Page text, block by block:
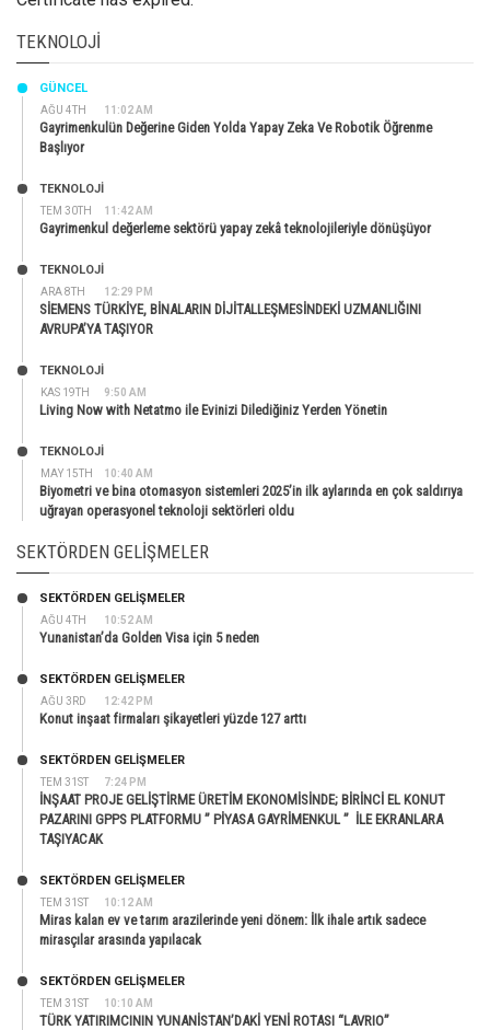
TEKNOLOJI
AĞU 4TH 11:02 AM
GÜNCEL
Gayrimenkulün Değerine Giden Yolda Yapay Zeka Ve Robotik Öğrenme
Başlıyor
TEM 30TH 11:42 AM
TEKNOLOJİ
Gayrimenkul değerleme sektörü yapay zekâ teknolojileriyle dönüşüyor
ARA 8TH 12:29 PM
TEKNOLOJİ
SİEMENS TÜRKİYE, BİNALARIN DİJİTALLEŞMESİNDEKİ UZMANLIĞINI
AVRUPA’YA TAŞIYOR
KAS 19TH 9:50 AM
TEKNOLOJİ
Living Now with Netatmo ile Evinizi Dilediğiniz Yerden Yönetin
MAY 15TH 10:40 AM
TEKNOLOJİ
Biyometri ve bina otomasyon sistemleri 2025’in ilk aylarında en çok saldırıya
uğrayan operasyonel teknoloji sektörleri oldu
SEKTÖRDEN GELIŞMELER
AĞU 4TH 10:52 AM
SEKTÖRDEN GELIŞMELER
Yunanistan’da Golden Visa için 5 neden
AĞU 3RD 12:42 PM
SEKTÖRDEN GELIŞMELER
Konut inşaat firmaları şikayetleri yüzde 127 arttı
TEM 31ST 7:24 PM
SEKTÖRDEN GELIŞMELER
İNŞAAT PROJE GELİŞTİRME ÜRETİM EKONOMİSİNDE; BİRİNCİ EL KONUT
PAZARINI GPPS PLATFORMU ” PİYASA GAYRİMENKUL ” İLE EKRANLARA
TAŞIYACAK
TEM 31ST 10:12 AM
SEKTÖRDEN GELIŞMELER
Miras kalan ev ve tarım arazilerinde yeni dönem: İlk ihale artık sadece
mirasçılar arasında yapılacak
TEM 31ST 10:10 AM
SEKTÖRDEN GELIŞMELER
TÜRK YATIRIMCININ YUNANİSTAN’DAKİ YENİ ROTASI “LAVRIO”